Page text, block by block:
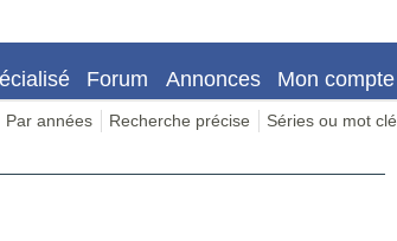
Forum Annonces Mon compte
Par années Recherche précise Séries ou mot clé